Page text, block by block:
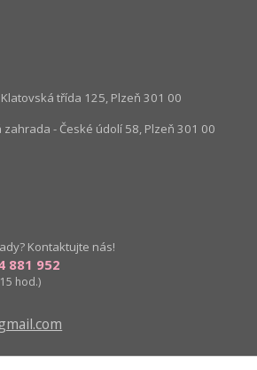
třída 125, Plzeň 301 00
zahrada - České údolí 58, Plzeň 301 00
Kontaktujte nás!
881 952
hod.)